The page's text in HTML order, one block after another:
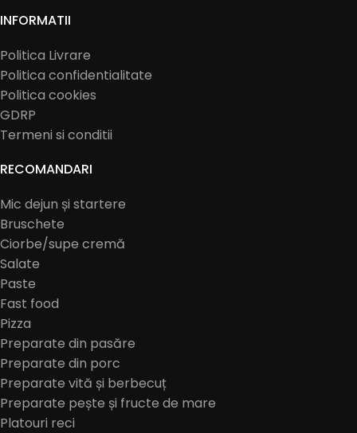
INFORMATII
Politica Livrare
Politica confidentialitate
Politica cookies
GDRP
Termeni si conditii
RECOMANDARI
Mic dejun și startere
Bruschete
Ciorbe/supe cremă
Salate
Paste
Fast food
Pizza
Preparate din pasăre
Preparate din porc
Preparate vită și berbecuț
Preparate pește și fructe de mare
Platouri reci